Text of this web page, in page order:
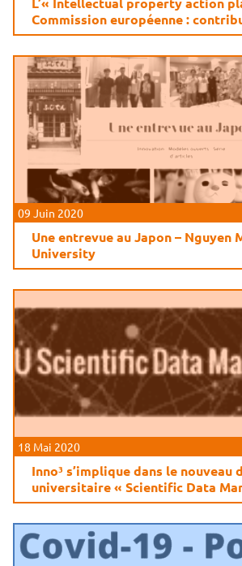
Commission européenne :
09 Juin 2020
Une entrevue au Japon – Nguyen
University
18 Mai 2020
Inno³ s’implique dans le nouveau
universitaire « Scientific Data